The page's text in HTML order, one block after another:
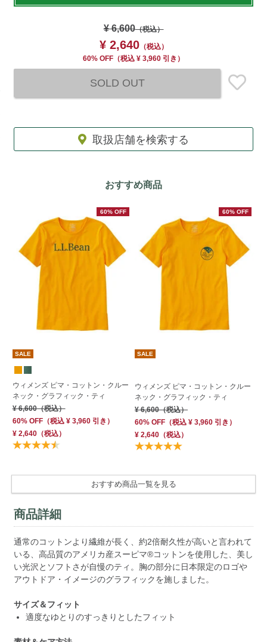
¥ 6,600（税込）
¥ 2,640（税込）
60% OFF （税込 ¥ 3,960 引き）
SOLD OUT
取扱店舗を検索する
おすすめ商品
60% OFF
SALE
ウィメンズ ピマ・コットン・クルー
ネック・グラフィック・ティ
¥ 6,600（税込）
60% OFF（税込 ¥ 3,960引き）
¥ 2,640（税込）
60% OFF
SALE
ウィメンズ ピマ・コットン・クルー
ネック・グラフィック・ティ
¥ 6,600（税込）
60% OFF （税込 ¥ 3,960 引き）
¥ 2,640 （税込）
おすすめ商品一覧を見る
商品詳細
通常のコットンより繊維が長く、約2倍耐久性が高いと言われて
いる、高品質のアメリカ産スーピマ®コットンを使用した、美し
い光沢とソフトさが自慢のティ。胸の部分に日本限定のロゴや
アウトドア・イメージのグラフィックを施しました。
サイズ＆フィット
適度なゆとりのすっきりとしたフィット